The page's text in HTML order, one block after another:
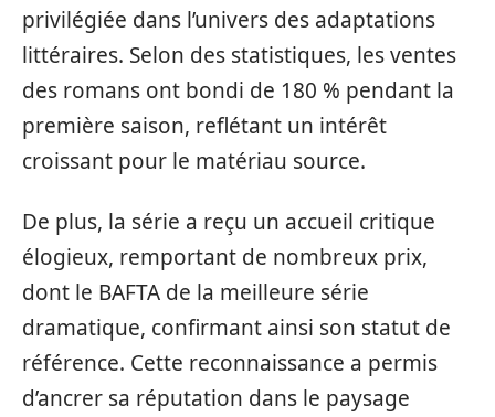
privilégiée dans l’univers des adaptations
littéraires. Selon des statistiques, les ventes
des romans ont bondi de 180 % pendant la
première saison, reflétant un intérêt
croissant pour le matériau source.
De plus, la série a reçu un accueil critique
élogieux, remportant de nombreux prix,
dont le BAFTA de la meilleure série
dramatique, confirmant ainsi son statut de
référence. Cette reconnaissance a permis
d’ancrer sa réputation dans le paysage